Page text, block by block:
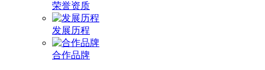
荣誉资质
发展历程
合作品牌